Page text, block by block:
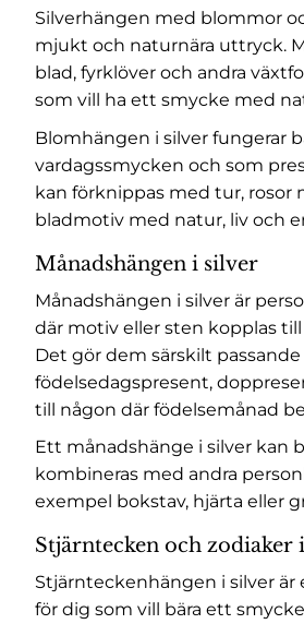
Silverhängen med blommor
mjukt och naturnära uttryck.
blad, fyrklöver och andra
som vill ha ett smycke med
Blomhängen i silver fungerar
vardagssmycken och som
kan förknippas med tur, rosor
bladmotiv med natur, liv och
Månadshängen i silver
Månadshängen i silver är
där motiv eller sten kopplas till
Det gör dem särskilt passande
födelsedagspresent,
till någon där födelsemånad
Ett månadshänge i silver kan
kombineras med andra
exempel bokstav, hjärta eller
Stjärntecken och zodiaker
Stjärnteckenhängen i silver är
för dig som vill bära ett